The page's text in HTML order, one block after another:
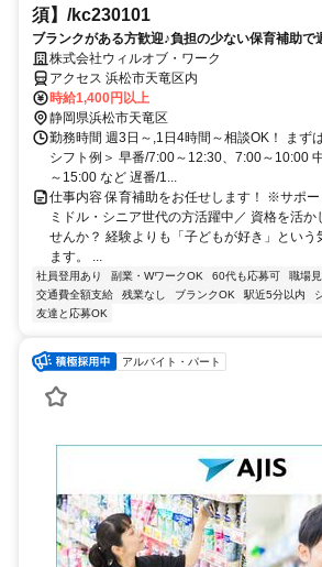
須】/kc230101
ブランクがある方歓迎♪負担の少ない保育補助
ませんか？書き物・ピアノ・保護者対応もありま
株式会社ウィルオブ・ワーク
アクセス 浜松市天竜区内
時給1,400円以上
静岡県浜松市天竜区
勤務時間 週3日～,1日4時間～相談OK！ まず
シフト例＞ 早番/7:00～12:30、7:00～10:00
～15:00 など 遅番/1...
仕事内容 保育補助をお任せします！ ※サポ
ミドル・シニア世代の方活躍中／ 資格を活か
せんか？ 経験よりも「子どもが好き」という
ます。 ...
社員登用あり 副業・WワークOK 60代も応募可 職場
交通費全額支給
残業なし ブランクOK 駅近5分以内
友達と応募OK
アルバイト・パート